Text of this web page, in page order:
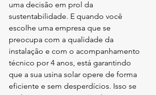
uma decisão em prol da
sustentabilidade. E quando você
escolhe uma empresa que se
preocupa com a qualidade da
instalação e com o acompanhamento
técnico por 4 anos, está garantindo
que a sua usina solar opere de forma
eficiente e sem desperdícios. Isso se